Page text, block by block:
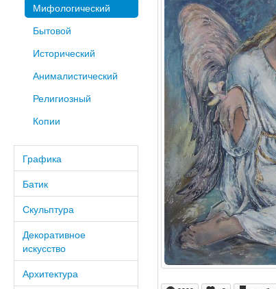
Мифологический
Бытовой
Исторический
Анималистический
Религиозный
Копии
Графика
Батик
Скульптура
Декоративное
искусство
Архитектура